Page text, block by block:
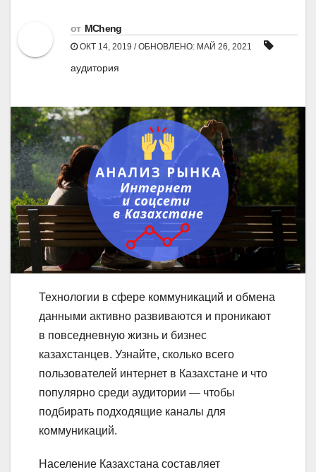
от MCheng
ОКТ 14, 2019 / ОБНОВЛЕНО: МАЙ 26, 2021
аудитория
Технологии в сфере коммуникаций и обмена
данными активно развиваются и проникают
в повседневную жизнь и бизнес
казахстанцев. Узнайте, сколько всего
пользователей интернет в Казахстане и что
популярно среди аудитории — чтобы
подбирать подходящие каналы для
коммуникаций.
Население Казахстана составляет